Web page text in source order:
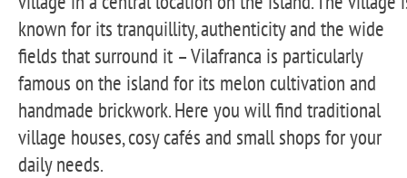
known for its tranquillity, authenticity and the wide
fields that surround it – Vilafranca is particularly
famous on the island for its melon cultivation and
handmade brickwork. Here you will find traditional
village houses, cosy cafés and small shops for your
daily needs.